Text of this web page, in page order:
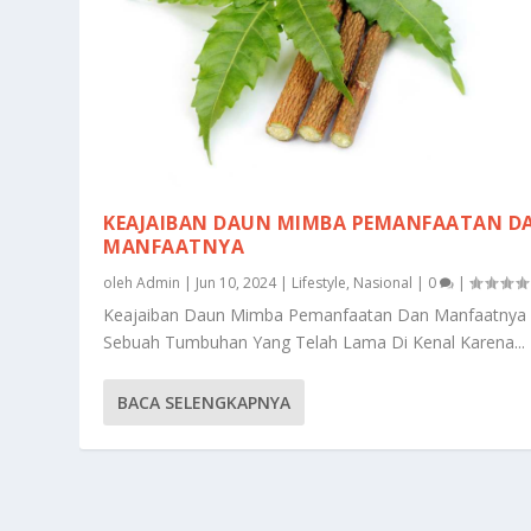
KEAJAIBAN DAUN MIMBA PEMANFAATAN
MANFAATNYA
olehAdmin | Jun 10, 2024| Lifestyle, Nasional | 0 |
Keajaiban Daun Mimba Pemanfaatan Dan Manfaatnya
Sebuah Tumbuhan Yang Telah Lama Di Kenal Karena...
BACA SELENGKAPNYA